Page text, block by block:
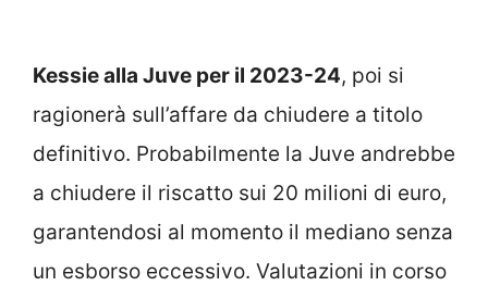
Kessie alla Juve per il 2023-24, poi si
ragionerà sull’affare da chiudere a titolo
definitivo. Probabilmente la Juve andrebbe
a chiudere il riscatto sui 20 milioni di euro,
garantendosi al momento il mediano senza
un esborso eccessivo. Valutazioni in corso